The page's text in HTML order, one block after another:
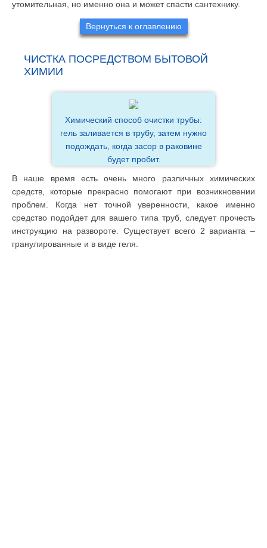
утомительная, но именно она и может спасти сантехнику.
Вернуться к оглавлению
ЧИСТКА ПОСРЕДСТВОМ БЫТОВОЙ
ХИМИИ
Химический способ очистки трубы:
гель заливается в трубу, затем нужно
подождать, когда засор в раковине
будет пробит.
В наше время есть очень много различных химических
средств, которые прекрасно помогают при возникновении
проблем. Когда нет точной уверенности, какое именно
средство подойдет для вашего типа труб, следует прочесть
инструкцию на развороте. Существует всего 2 варианта –
гранулированные и в виде геля.